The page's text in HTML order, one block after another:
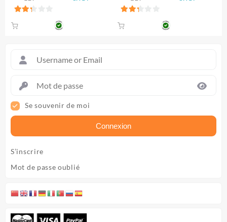
Se souvenir de moi
Connexion
S’inscrire
Mot de passe oublié
sur 5 sur 5